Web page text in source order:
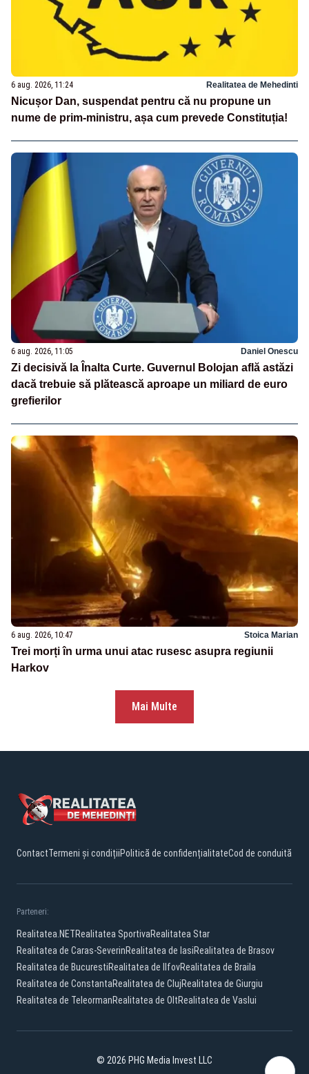
6 aug. 2026, 11:24 Realitatea de Mehedinti
Nicușor Dan, suspendat pentru că nu propune un
nume de prim-ministru, așa cum prevede Constituția!
6 aug. 2026, 11:05 Daniel Onescu
Zi decisivă la Înalta Curte. Guvernul Bolojan află astăzi
dacă trebuie să plătească aproape un miliard de euro
grefierilor
6 aug. 2026, 10:47 Stoica Marian
Trei morți în urma unui atac rusesc asupra regiunii
Harkov
Mai Multe
ContactTermeni și condițiiPolitică de confidențialitateCod de conduită
Parteneri:
Realitatea.NETRealitatea SportivaRealitatea Star
Realitatea de Caras-SeverinRealitatea de IasiRealitatea de Brasov
Realitatea de BucurestiRealitatea de IlfovRealitatea de Braila
Realitatea de ConstantaRealitatea de ClujRealitatea de Giurgiu
Realitatea de TeleormanRealitatea de OltRealitatea de Vaslui
© 2026 PHG Media Invest LLC